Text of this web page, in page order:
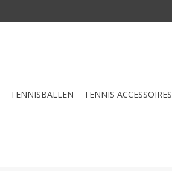
TENNISBALLEN TENNIS ACCESSOIRES